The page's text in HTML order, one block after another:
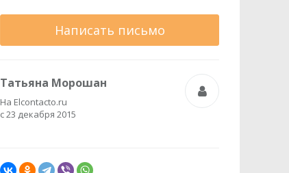
Написать письмо
Татьяна Морошан
На Elcontacto.ru
с 23 декабря 2015